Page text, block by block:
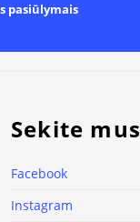
pasiūlymais
Sekite mus
Facebook
Instagram